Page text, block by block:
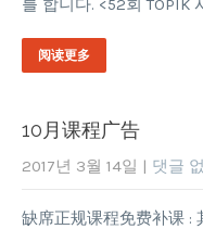
阅读更多
10月课程广告
2017년 3월 14일 | 댓글
缺席正规课程免费补课 :